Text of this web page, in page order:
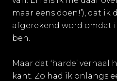
maar eens doen!’), dat ik
afgerekend word omdat
ben.
Maar dat ‘harde’
kant. Zo had ik onlangs